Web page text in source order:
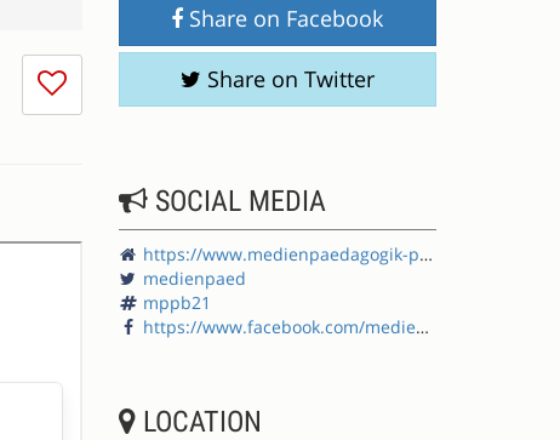
I
don't
session
Share on Facebook
Share on Twitter
SOCIAL MEDIA
https://www.medienpaedagogik-praxis.de/
medienpaed
mppb21
https://www.facebook.com/medienpaedagogik/
LOCATION